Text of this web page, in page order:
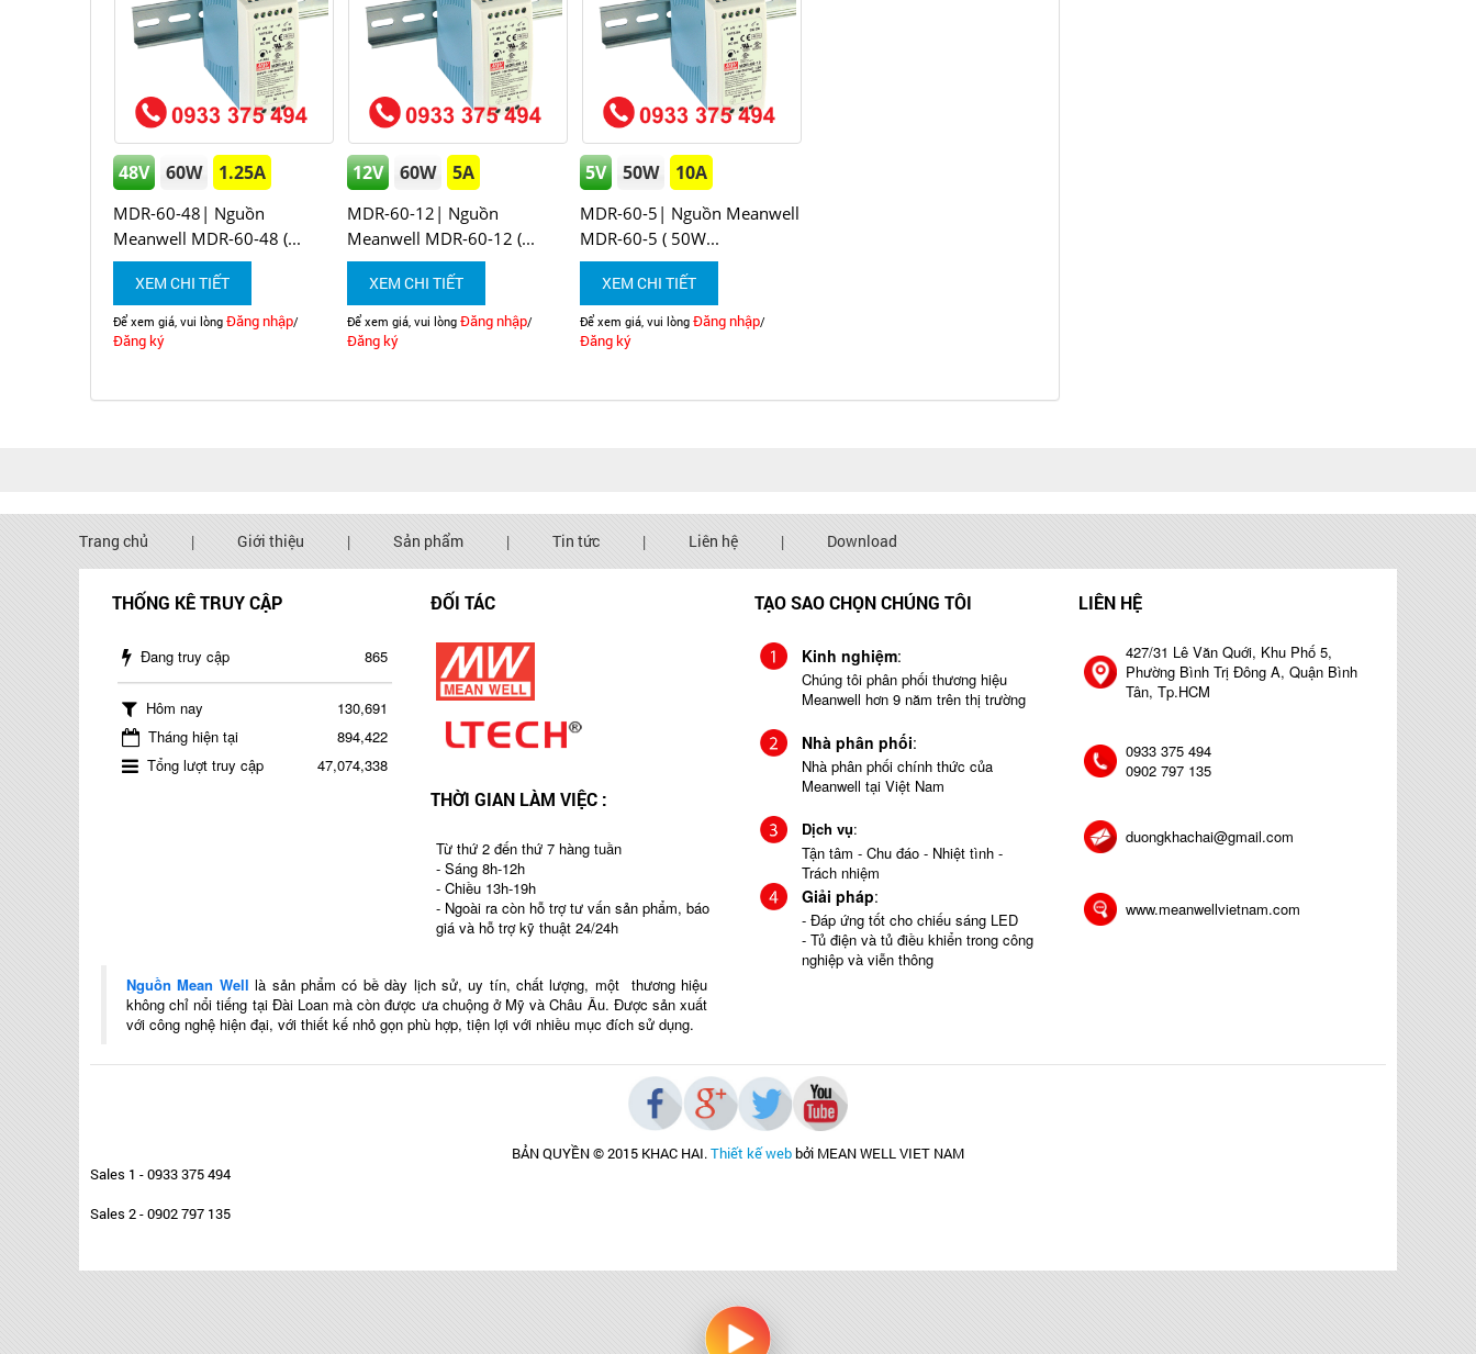
48V 60W 1.25A
MDR-60-48| Nguồn
Meanwell MDR-60-48 (...
XEM CHI TIẾT
Để xem giá, vui lòng Đăng nhập/
Đăng ký
12V 60W 5A
MDR-60-12| Nguồn
Meanwell MDR-60-12 (...
XEM CHI TIẾT
Để xem giá, vui lòng Đăng nhập/
Đăng ký
5V 50W 10A
MDR-60-5| Nguồn Meanwell
MDR-60-5 ( 50W...
XEM CHI TIẾT
Để xem giá, vui lòngĐăng nhập/
Đăng ký
Trang chủ | Giới thiệu | Sản phẩm | Tin tức | Liên hệ | Download
THỐNG KÊ TRUY CẬP
Đang truy cập 865
Hôm nay
130,691
Tháng hiện tại
894,422
Tổng lượt truy cập
47,074,338
ĐỐI TÁC
THỜI GIAN LÀM VIỆC :
Từ thứ 2 đến thứ 7 hàng tuần
- Sáng 8h-12h
- Chiều 13h-19h
- Ngoài ra còn hỗ trợ tư vấn sản phẩm, báo
giá và hỗ trợ kỹ thuật 24/24h
Nguồn Mean Well là sản phẩm có bề dày lịch sử, uy tín, chất lượng, một thương hiệu
không chỉ nổi tiếng tại Đài Loan mà còn được ưa chuộng ở Mỹ và Châu Âu. Được sản xuất
với công nghệ hiện đại, với thiết kế nhỏ gọn phù hợp, tiện lợi với nhiều mục đích sử dụng.
TẠO SAO CHỌN CHÚNG TÔI
Kinh nghiệm:
Chúng tôi phân phối thương hiệu
Meanwell hơn 9 năm trên thị trường
Nhà phân phối:
Nhà phân phối chính thức của
Meanwell tại Việt Nam
Dịch vụ:
Tận tâm - Chu đáo - Nhiệt tình -
Trách nhiệm
Giải pháp:
- Đáp ứng tốt cho chiếu sáng LED
- Tủ điện và tủ điều khiển trong công
nghiệp và viễn thông
LIÊN HỆ
427/31 Lê Văn Quới, Khu Phố 5,
Phường Bình Trị Đông A, Quận Bình
Tân, Tp.HCM
0933 375 494
0902 797 135
duongkhachai@gmail.com
www.meanwellvietnam.com
BẢN QUYỀN © 2015 KHAC HAI.Thiết kế webbởi MEAN WELL VIET NAM
Sales 1 - 0933 375 494
Sales 2 - 0902 797 135